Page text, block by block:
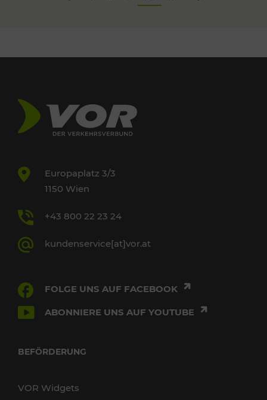
Europaplatz 3/3
1150 Wien
+43 800 22 23 24
kundenservice[at]vor.at
FOLGE UNS AUF FACEBOOK
ABONNIERE UNS AUF YOUTUBE
BEFÖRDERUNG
VOR Widgets